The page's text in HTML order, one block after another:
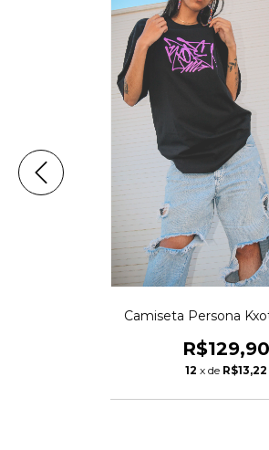
Camiseta Persona
R$129,90
12 x de R$13,22